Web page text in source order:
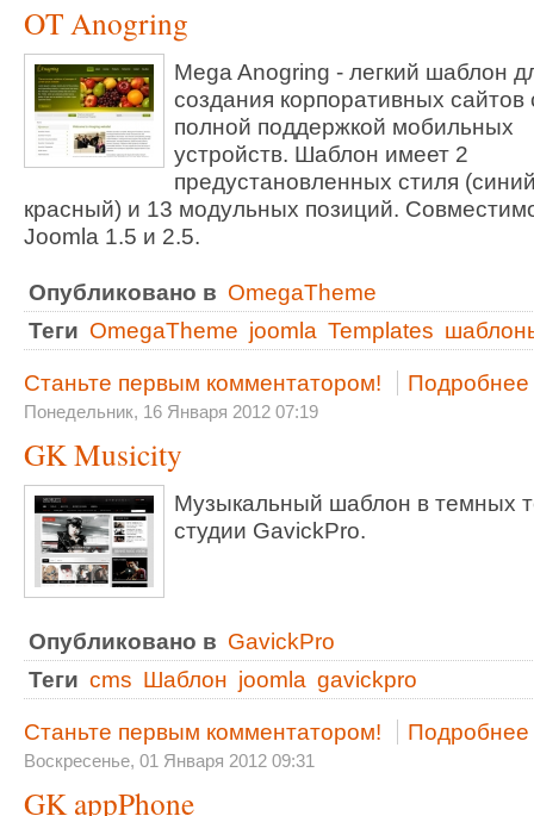
OT Anogring
Mega Anogring - легкий шаблон
создания корпоративных сайтов
полной поддержкой мобильных
устройств. Шаблон имеет 2
предустановленных стиля
красный) и 13 модульных позиций.
Joomla 1.5 и 2.5.
Опубликовано в OmegaTheme
Теги OmegaTheme joomla Templates
Станьте первым комментатором! Подробнее
Понедельник, 16 Января 2012 07:19
GK Musicity
Музыкальный шаблон в темных
студии GavickPro.
Опубликовано в GavickPro
Теги cms Шаблон joomla gavickpro
Станьте первым комментатором! Подробнее
Воскресенье, 01 Января 2012 09:31
GK appPhone